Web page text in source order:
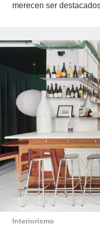
merecen ser
Interiorismo